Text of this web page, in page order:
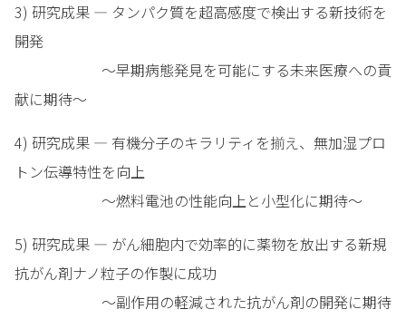
3) 研究成果 — タンパク質を超高感度で検出する新技術を
開発
～早期病態発見を可能にする未来医療への貢
献に期待～
4) 研究成果 — 有機分子のキラリティを揃え、無加湿プロ
トン伝導特性を向上
～燃料電池の性能向上と小型化に期待～
5) 研究成果 — がん細胞内で効率的に薬物を放出する新規
抗がん剤ナノ粒子の作製に成功
～副作用の軽減された抗がん剤の開発に期待